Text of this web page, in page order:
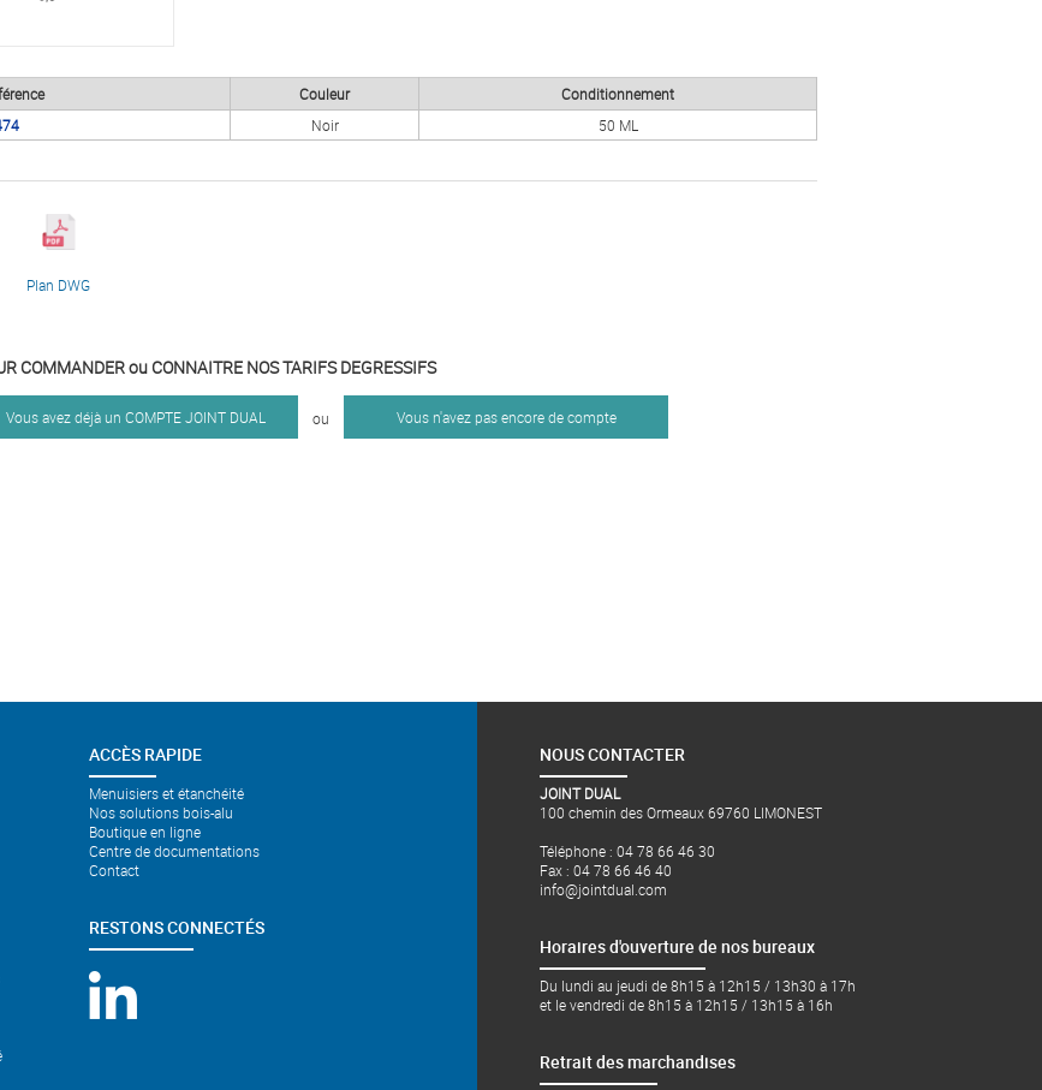
Couleur
Conditionnement
Noir 50 ML
Plan DWG
COMMANDER ou CONNAITRE NOS TARIFS DEGRESSIFS
Vous avez déjà un COMPTE JOINT DUAL ou Vous n'avez pas encore de compte
ACCÈS RAPIDE
Menuisiers et étanchéité
Nos solutions bois-alu
Boutique en ligne
Centre de documentations
Contact
RESTONS CONNECTÉS
NOUS CONTACTER
JOINT DUAL
100 chemin des Ormeaux 69760 LIMONEST
Téléphone : 04 78 66 46 30
Fax : 04 78 66 46 40
info@jointdual.com
Horaires d'ouverture de nos bureaux
Du lundi au jeudi de 8h15 à 12h15 / 13h30 à 17h
et le vendredi de 8h15 à 12h15 / 13h15 à 16h
Retrait des marchandises